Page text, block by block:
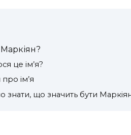
це ім’я?
про ім’я
знати, що значить бути